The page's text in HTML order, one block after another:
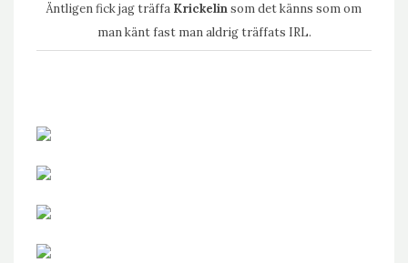
Äntligen fick jag träffa Krickelinsom det känns som om
man känt fast man aldrig träffats IRL.